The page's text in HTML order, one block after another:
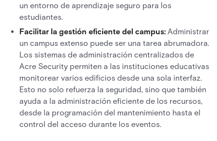
un entorno de aprendizaje seguro para los
estudiantes.
Facilitar la gestión eficiente del campus: Administrar
un campus extenso puede ser una tarea abrumadora.
Los sistemas de administración centralizados de
Acre Security permiten a las instituciones educativas
monitorear varios edificios desde una sola interfaz.
Esto no solo refuerza la seguridad, sino que también
ayuda a la administración eficiente de los recursos,
desde la programación del mantenimiento hasta el
control del acceso durante los eventos.